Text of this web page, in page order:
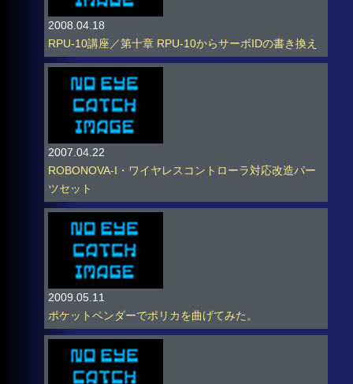
2008.04.18
RPU-10講座／第十章 RPU-10からサーボIDの書き換え
2007.04.22
ROBONOVA-I・ワイヤレスコントローラ対応改造パー
ツセット
2009.05.11
ポケットベンダーでポリカを曲げてみた。